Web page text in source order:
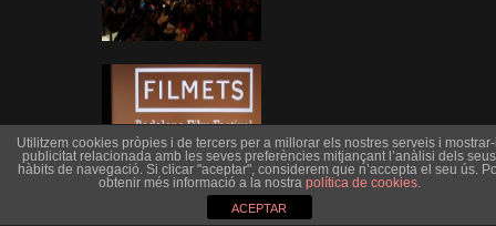
Utilitzem cookies pròpies i de tercers per a millorar els nostres serveis i
publicitat relacionada amb les seves preferències mitjançant l’anàlisi dels seus
hàbits de navegació. Si clicar "aceptar", considerem que n’accepta el seu ús.
obtenir més informació a la nostra política de cookies.
ACEPTAR